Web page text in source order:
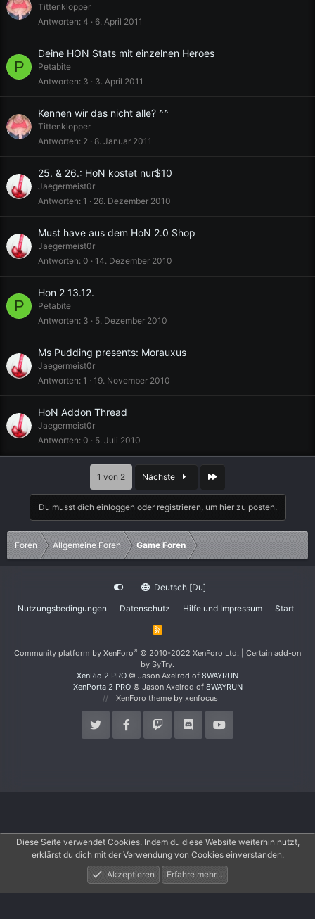
Tittenklopper
Antworten 4 6. April 2011
P
Deine HON Stats mit einzelnen Heroes
Petabite
Antworten 3 3. April 2011
Kennen wir das nicht alle? ^^
Tittenklopper
Antworten 2 8. Januar 2011
25. & 26.: HoN kostet nur$10
Jaegermeist0r
Antworten 1 26. Dezember 2010
Must have aus dem HoN 2.0 Shop
Jaegermeist0r
Antworten 0 14. Dezember 2010
P
Hon 2 13.12.
Petabite
Antworten 3 5. Dezember 2010
Ms Pudding presents: Morauxus
Jaegermeist0r
Antworten 1 19. November 2010
HoN Addon Thread
Jaegermeist0r
Antworten 0 5. Juli 2010
1 von 2 Nächste Letzte
Du musst dich einloggen oder registrieren, um hier zu posten.
Foren Allgemeine Foren Game Foren
Deutsch [Du]
Nutzungsbedingungen
Datenschutz Hilfe und Impressum Start
R
Community platform by XenForo® © 2010-2022 XenForo Ltd.
Certain add-on
by SyTry.
XenRio 2 PRO © Jason Axelrod of 8WAYRUN
XenPorta 2 PRO© Jason Axelrod of 8WAYRUN
XenForo theme by xenfocus
Aktuelles Anmelden Registrieren
Diese Seite verwendet Cookies. Indem du diese Website weiterhin nutzt,
erklärst du dich mit der Verwendung von Cookies einverstanden.
Akzeptieren
Erfahre mehr…